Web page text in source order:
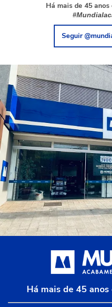
Há mais de 45
Seguir
Há mais de 45